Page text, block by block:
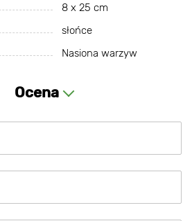
8 х 25 cm
słońce
Nasiona warzyw
Ocena